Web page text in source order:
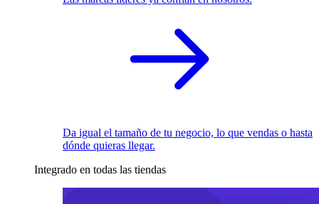
Da igual el tamaño de tu negocio, lo que vendas o hasta
dónde quieras llegar.
Integrado en todas las tiendas